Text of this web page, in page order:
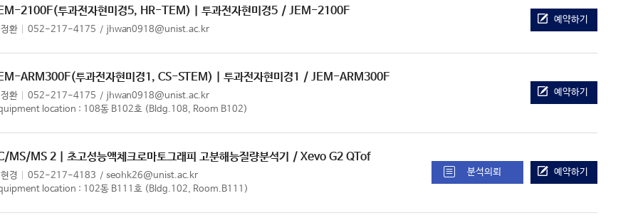
2100F(투과전자현미경5, HR-TEM) | 투과전자현미경5 / JEM-2100F
환 052-217-4175 jhwan0918@unist.ac.kr
예약하기
ARM300F(투과전자현미경1, CS-STEM) | 투과전자현미경1 / JEM-ARM300F
환 052-217-4175
jhwan0918@unist.ac.kr
location : 108동 B102호 (Bldg.108, Room B102)
예약하기
MS/MS 2 | 초고성능액체크로마토그래피 고분해능질량분석기 / Xevo G2 QTof
경 052-217-4183
seohk26@unist.ac.kr
location : 102동 B111호 (Bldg.102, Room.B111)
분석의뢰 예약하기